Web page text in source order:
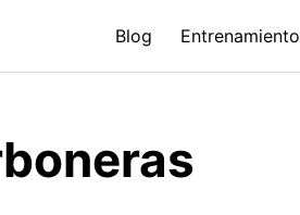
Blog Entrenamiento